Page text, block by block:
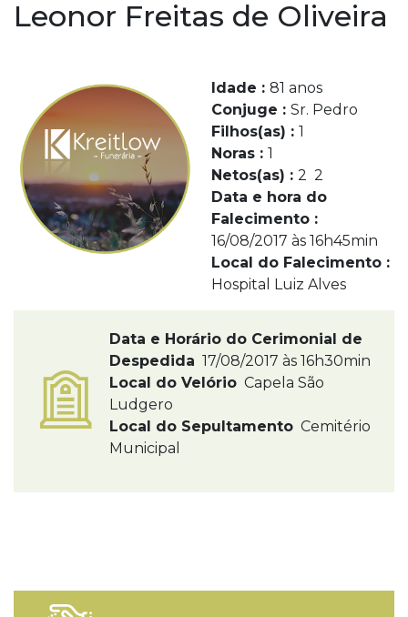
Leonor Freitas de Oliveira
Idade : 81 anos
Conjuge : Sr. Pedro
Filhos(as) : 1
Noras : 1
Netos(as) : 2 2
Data e hora do
Falecimento :
16/08/2017 às 16h45min
Local do Falecimento :
Hospital Luiz Alves
Data e Horário do Cerimonial de
Despedida 17/08/2017 às 16h30min
Local do Velório Capela São
Ludgero
Local do Sepultamento Cemitério
Municipal